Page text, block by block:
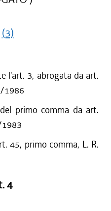
(3)
l'art. 3, abrogata da art.
1986
primo comma da art.
45, primo comma, L. R.
4